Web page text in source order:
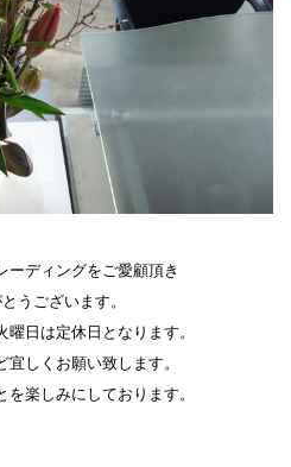
ーディングをご愛顧頂き
うございます。
日は定休日となります。
しくお願い致します。
楽しみにしております。